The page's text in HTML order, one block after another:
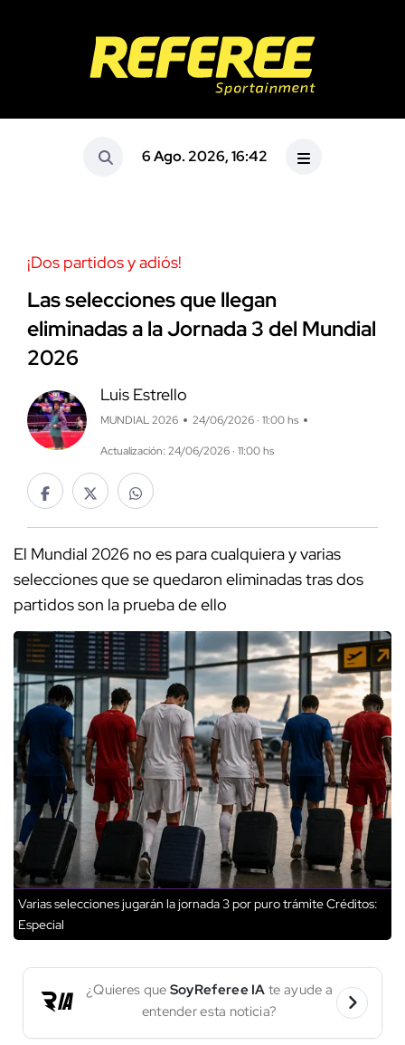
6 Ago. 2026, 16:42
¡Dos partidos y adiós!
Las selecciones que llegan
eliminadas a la Jornada 3 del Mundial
2026
Luis Estrello
MUNDIAL 2026 24/06/2026 · 11:00 hs
Actualización: 24/06/2026 · 11:00 hs
El Mundial 2026 no es para cualquiera y varias
selecciones que se quedaron eliminadas tras dos
partidos son la prueba de ello
Varias selecciones jugarán la jornada 3 por puro trámiteCréditos:
Especial
¿Quieres que SoyReferee IA te ayude a
entender esta noticia?